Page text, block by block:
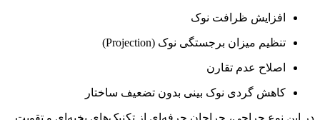
افزایش ظرافت نوک
تنظیم میزان برجستگی نوک (Projection)
اصلاح عدم تقارن
کاهش گردی نوک بینی بدون تضعیف ساختار